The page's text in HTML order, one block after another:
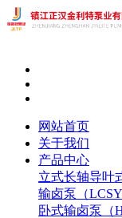
网站首页
关于我们
产品中心
立式长轴导叶
输卤泵（LCSY
卧式输卤泵（